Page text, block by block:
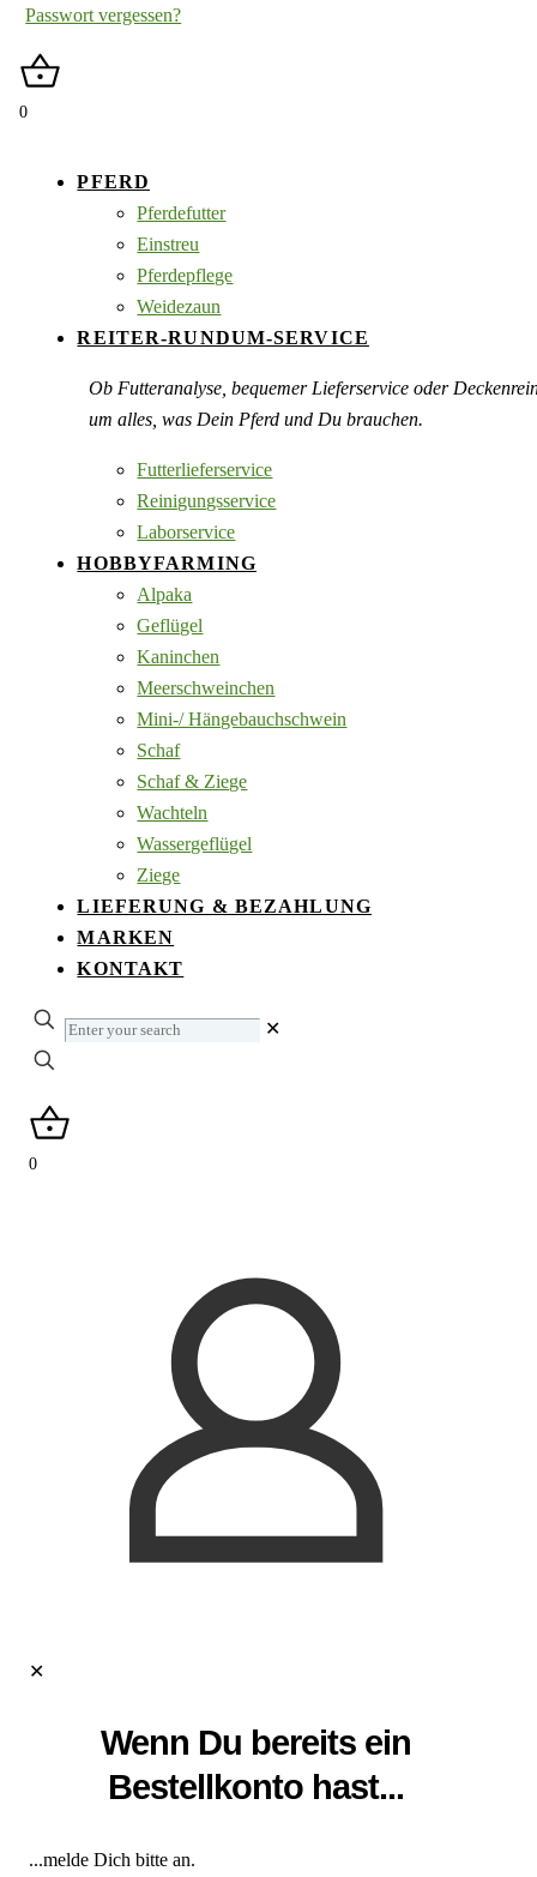
Passwort vergessen?
0
PFERD
Pferdefutter
Einstreu
Pferdepflege
Weidezaun
REITER-RUNDUM-SERVICE
Ob Futteranalyse, bequemer Lieferservice oder
um alles, was Dein Pferd und Du brauchen.
Futterlieferservice
Reinigungsservice
Laborservice
HOBBYFARMING
Alpaka
Geflügel
Kaninchen
Meerschweinchen
Mini-/ Hängebauchschwein
Schaf
Schaf & Ziege
Wachteln
Wassergeflügel
Ziege
LIEFERUNG & BEZAHLUNG
MARKEN
KONTAKT
Enter
your
✕
0
✕
Wenn Du bereits ein
Bestellkonto hast...
...melde Dich bitte an.